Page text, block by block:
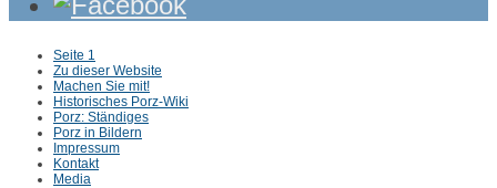
menu
Seite 1
Zu dieser Website
Machen Sie mit!
Historisches Porz-Wiki
Porz: Ständiges
Porz in Bildern
Impressum
Kontakt
Media